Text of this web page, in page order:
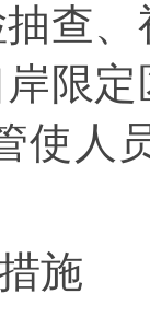
抽查、
岸限
使人
施